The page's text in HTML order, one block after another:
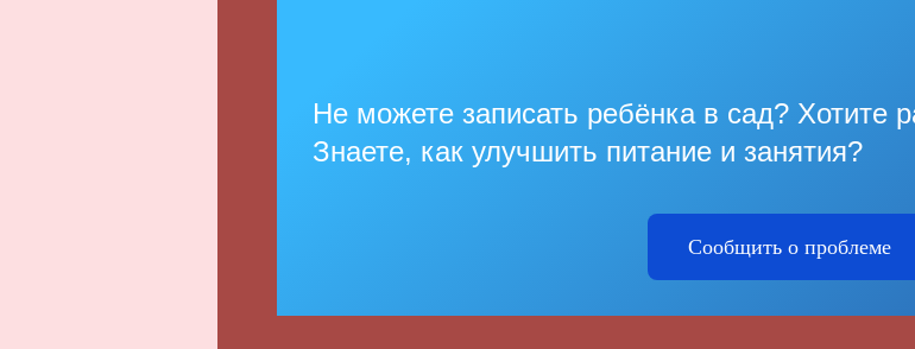
Не можете записать ребёнка в сад? Хотите
Знаете, как улучшить питание и занятия?
Сообщить о проблеме